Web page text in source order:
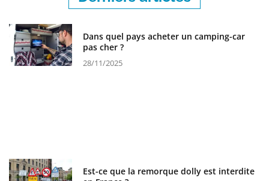
Dans quel pays acheter un camping-car
pas cher ?
28/11/2025
Est-ce que la remorque dolly est interdite